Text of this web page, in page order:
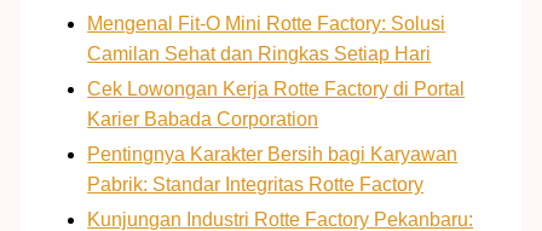
Mengenal Fit-O Mini Rotte Factory: Solusi
Camilan Sehat dan Ringkas Setiap Hari
Cek Lowongan Kerja Rotte Factory di Portal
Karier Babada Corporation
Pentingnya Karakter Bersih bagi Karyawan
Pabrik: Standar Integritas Rotte Factory
Kunjungan Industri Rotte Factory Pekanbaru: